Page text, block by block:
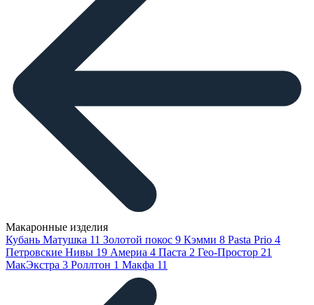
Макаронные изделия
Кубань Матушка 11 Золотой покос 9 Кэмми 8 Pasta Prio 4
Петровские Нивы 19 Америа 4 Паста 2 Гео-Простор 21
МакЭкстра 3 Роллтон 1 Макфа 11